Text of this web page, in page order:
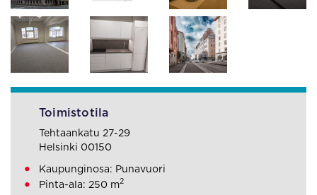
Toimistotila
Tehtaankatu 27-29
Helsinki 00150
Kaupunginosa: Punavuori
Pinta-ala: 250 m2